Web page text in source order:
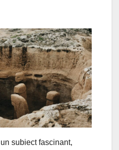
subiect fascinant,